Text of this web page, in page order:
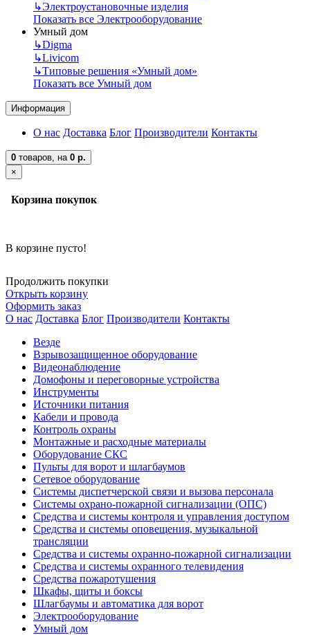
↳Электроустановочные изделия
Показать все Электрооборудование
Умный дом
↳Digma
↳Livicom
↳Типовые решения «Умный дом»
Показать все Умный дом
Информация
О нас Доставка Блог Производители Контакты
0 товаров, на 0 р.
×
Корзина покупок
В корзине пусто!
Продолжить покупки
Открыть корзину
Оформить заказ
О нас Доставка Блог Производители Контакты
Везде
Взрывозащищенное оборудование
Видеонаблюдение
Домофоны и переговорные устройства
Инструменты
Источники питания
Кабели и провода
Контроль охраны
Монтажные и расходные материалы
Оборудование СКС
Пульты для ворот и шлагбаумов
Сетевое оборудование
Системы диспетчерской связи и вызова персонала
Системы охрано-пожарной сигнализации (ОПС)
Средства и системы контроля и управления доступом
Средства и системы оповещения, музыкальной
трансляции
Средства и системы охранно-пожарной сигнализации
Средства и системы охранного телевидения
Средства пожаротушения
Шкафы, щиты и боксы
Шлагбаумы и автоматика для ворот
Электрооборудование
Умный дом